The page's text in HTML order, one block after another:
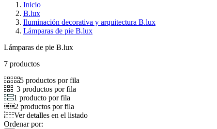
Inicio
B.lux
Iluminación decorativa y arquitectura B.lux
Lámparas de pie B.lux
Lámparas de pie B.lux
7 productos
5 productos por fila
3 productos por fila
1 producto por fila
2 productos por fila
Ver detalles en el listado
Ordenar por: